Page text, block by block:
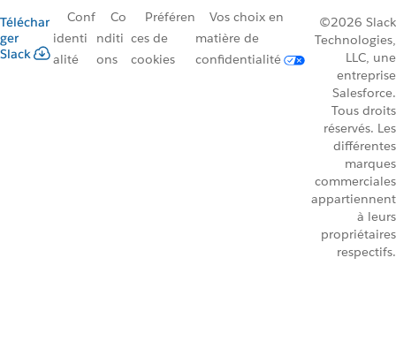
Téléchar
ger
Slack
Conf
identi
alité
Co
nditi
ons
Préféren
ces de
cookies
Vos choix en
matière de
confidentialité
©2026 Slack
Technologies,
LLC, une
entreprise
Salesforce.
Tous droits
réservés. Les
différentes
marques
commerciales
appartiennent
à leurs
propriétaires
respectifs.